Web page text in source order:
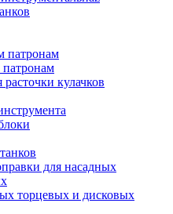
патронам
кулачков
для насадных
торцевых и дисковых